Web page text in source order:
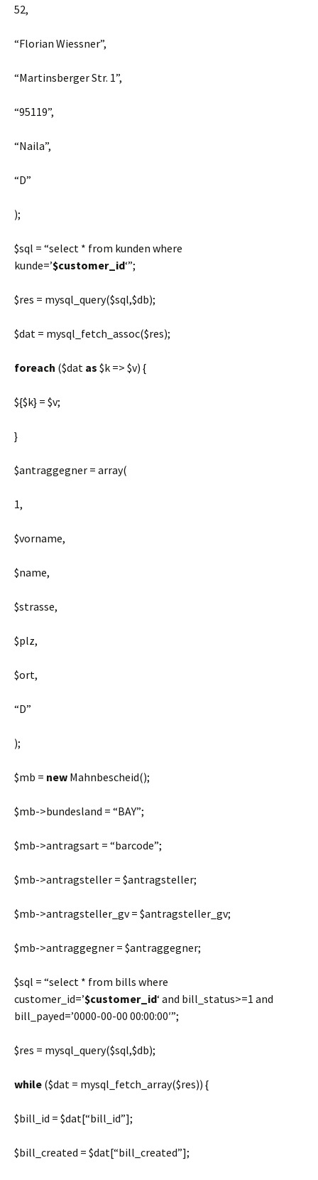
52,
“Florian Wiessner”,
“Martinsberger Str. 1”,
“95119”,
“Naila”,
“D”
);
$sql = “select * from kunden where
kunde=’$customer_id‘”;
$res = mysql_query($sql,$db);
$dat = mysql_fetch_assoc($res);
foreach ($dat as $k => $v) {
${$k} = $v;
}
$antraggegner = array(
1,
$vorname,
$name,
$strasse,
$plz,
$ort,
“D”
);
$mb = new Mahnbescheid();
$mb->bundesland = “BAY”;
$mb->antragsart = “barcode”;
$mb->antragsteller = $antragsteller;
$mb->antragsteller_gv = $antragsteller_gv;
$mb->antraggegner = $antraggegner;
$sql = “select * from bills where
customer_id=’$customer_id‘ and bill_status>=1 and
bill_payed=’0000-00-00 00:00:00′”;
$res = mysql_query($sql,$db);
while ($dat = mysql_fetch_array($res)) {
$bill_id = $dat[“bill_id”];
$bill_created = $dat[“bill_created”];